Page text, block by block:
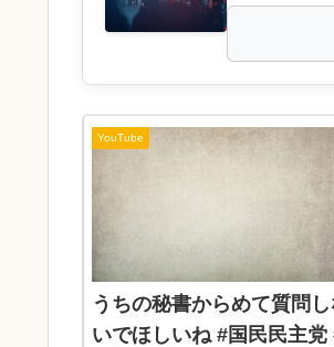
YouTube
うちの秘書からめて質問
いでほしいね #国民民主党